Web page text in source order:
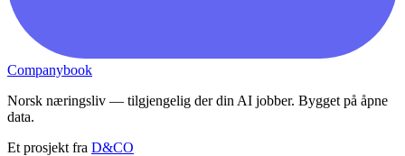
Companybook
Norsk næringsliv — tilgjengelig der din AI jobber. Bygget på åpne
data.
Et prosjekt fra D&CO